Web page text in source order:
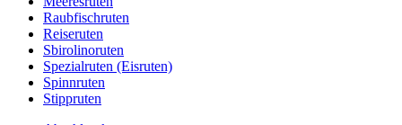
Raubfischruten
Reiseruten
Sbirolinoruten
Spezialruten (Eisruten)
Spinnruten
Stippruten